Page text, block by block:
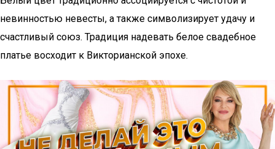
невинностью невесты, а также символизирует удачу и
счастливый союз. Традиция надевать белое свадебное
платье восходит к Викторианской эпохе.